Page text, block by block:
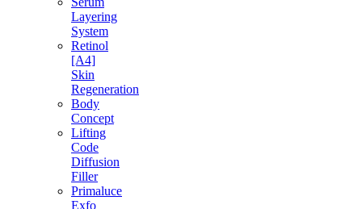
Layering
System
Retinol
[A4]
Skin
Regeneration
Body
Concept
Lifting
Code
Diffusion
Filler
Primaluce
Exfo